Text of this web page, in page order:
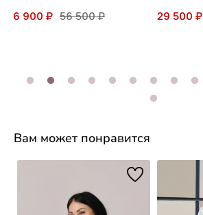
46 900 ₽ 56 500 ₽ 29 500 ₽
Вам может понравится